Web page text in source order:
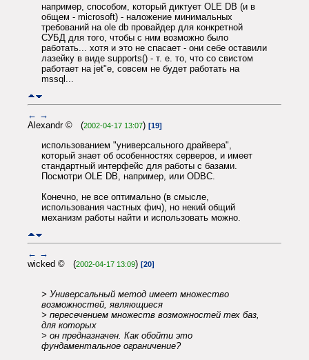
например, способом, который диктует OLE DB (и в
общем - microsoft) - наложение минимальных
требований на ole db провайдер для конкретной
СУБД для того, чтобы с ним возможно было
работать... хотя и это не спасает - они себе оставили
лазейку в виде supports() - т. е. то, что со свистом
работает на jet"е, совсем не будет работать на
mssql...
← →
Alexandr © (2002-04-17 13:07) [19]
использованием "универсального драйвера",
который знает об особенностях серверов, и имеет
стандартный интерфейс для работы с базами.
Посмотри OLE DB, например, или ODBC.
Конечно, не все оптимально (в смысле,
использования частных фич), но некий общий
механизм работы найти и использовать можно.
← →
wicked © (2002-04-17 13:09) [20]
> Универсальный метод имеет множество
возможностей, являющиеся
> пересечением множеств возможностей тех баз,
для которых
> он предназначен. Как обойти это
фундаментальное ограничение?